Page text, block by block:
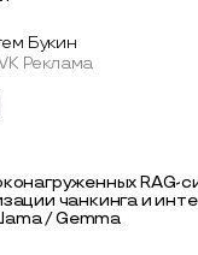
Букин
Реклама
RAG-
чанкинга и
/ Gemma